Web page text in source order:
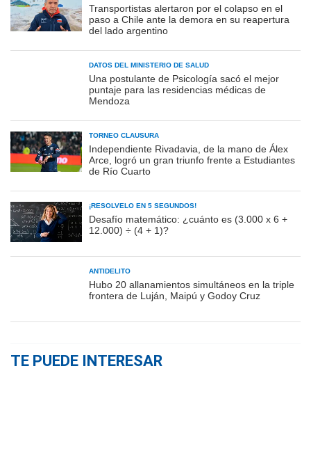
Transportistas alertaron por el colapso en el
paso a Chile ante la demora en su reapertura
del lado argentino
DATOS DEL MINISTERIO DE SALUD
Una postulante de Psicología sacó el mejor
puntaje para las residencias médicas de
Mendoza
TORNEO CLAUSURA
Independiente Rivadavia, de la mano de Álex
Arce, logró un gran triunfo frente a Estudiantes
de Río Cuarto
¡RESOLVELO EN 5 SEGUNDOS!
Desafío matemático: ¿cuánto es (3.000 x 6 +
12.000) ÷ (4 + 1)?
ANTIDELITO
Hubo 20 allanamientos simultáneos en la triple
frontera de Luján, Maipú y Godoy Cruz
TE PUEDE INTERESAR